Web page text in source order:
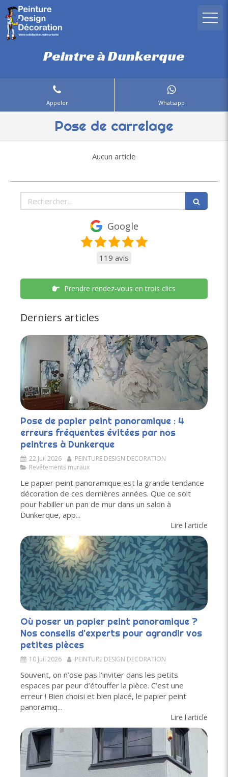
Peintre à Dunkerque
Appeler Whatsapp
Pose de carrelage
Aucun article
Rechercher
Google
119 avis
Prendre rendez-vous en trois clics
Derniers articles
Pose de papier peint panoramique : 4
erreurs fréquentes évitées par nos
peintres à Dunkerque
22 Juil 2026
PEINTURE DESIGN DECORATION
Revêtements muraux
Le papier peint panoramique est la grande tendance
décoration de ces dernières années. Que ce soit
pour habiller un pan de mur dans un salon à
Dunkerque, app...
Lire l'article
Où poser un papier peint panoramique ?
Nos conseils d'experts pour agrandir vos
petites pièces
10 Juil 2026 PEINTURE DESIGN DECORATION
Souvent, on n’ose pas l’inviter dans les petits
espaces par peur d’étouffer la pièce. C’est une
erreur ! Bien choisi et bien placé, le papier peint
panoramiq...
Lire l'article